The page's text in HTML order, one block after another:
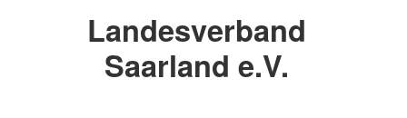
Landesverband
Saarland e.V.